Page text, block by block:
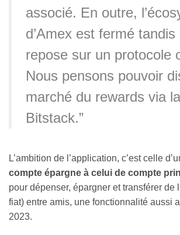
associé. En outre,
d’Amex est fermé
repose sur un protocole
Nous pensons pouvoir
marché du rewards via
Bitstack.”
L’ambition de l’application, c’est celle
compte épargne à celui de compte
pour dépenser, épargner et transférer de
fiat) entre amis, une fonctionnalité aussi
2023.